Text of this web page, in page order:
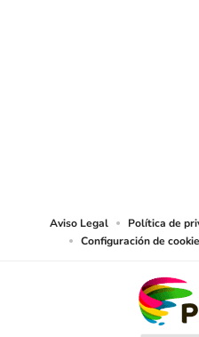
Aviso Legal Política de
Configuración de